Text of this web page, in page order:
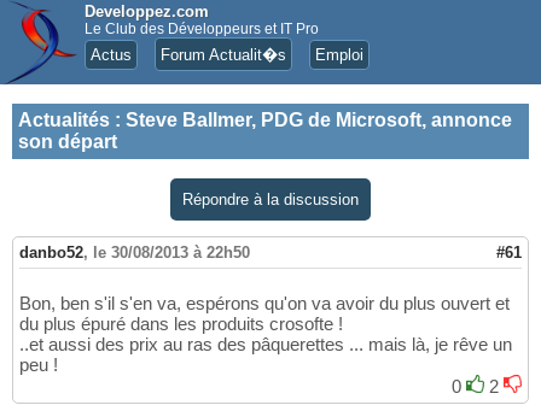
Developpez.com
Le Club des Développeurs et IT Pro
Actus Forum Actualit�s Emploi
Actualités : Steve Ballmer, PDG de Microsoft, annonce
son départ
Répondre à la discussion
danbo52, le 30/08/2013 à 22h50 #61
Bon, ben s'il s'en va, espérons qu'on va avoir du plus ouvert et
du plus épuré dans les produits crosofte !
..et aussi des prix au ras des pâquerettes ... mais là, je rêve un
peu !
0
2